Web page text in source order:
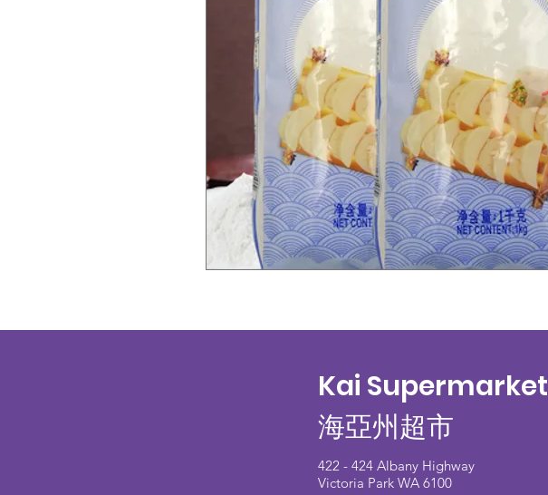
Kai Supermarket
海亞州超市
422 - 424 Albany Highway
Victoria Park WA 6100